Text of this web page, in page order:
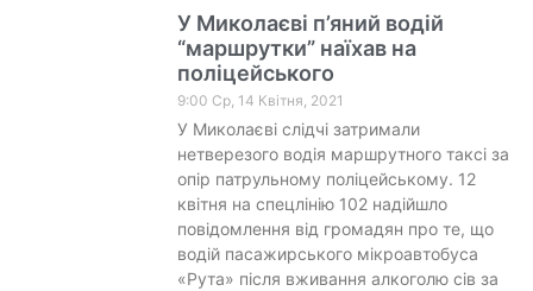
У Миколаєві п’яний водій
“маршрутки” наїхав на
поліцейського
9:00 Ср, 14 Квітня, 2021
У Миколаєві слідчі затримали
нетверезого водія маршрутного таксі за
опір патрульному поліцейському. 12
квітня на спецлінію 102 надійшло
повідомлення від громадян про те, що
водій пасажирського мікроавтобуса
«Рута» після вживання алкоголю сів за